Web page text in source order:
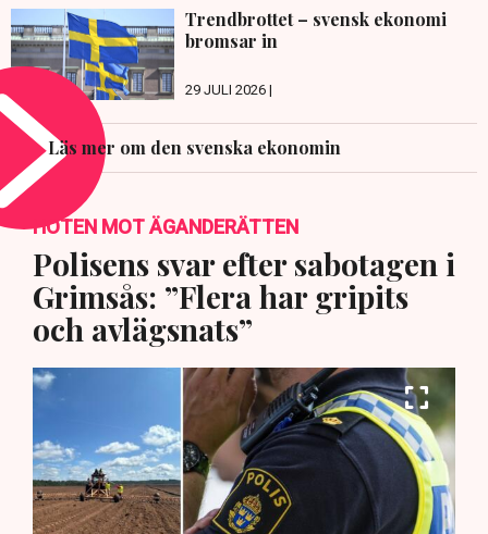
Trendbrottet – svensk ekonomi
bromsar in
29 JULI 2026 |
Läs mer om den svenska ekonomin
HOTEN MOT ÄGANDERÄTTEN
Polisens svar efter sabotagen i
Grimsås: ”Flera har gripits
och avlägsnats”